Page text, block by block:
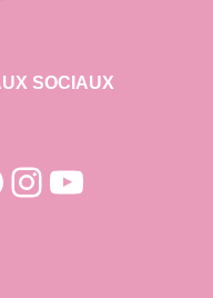
SOCIAUX
Instagram
YouTube